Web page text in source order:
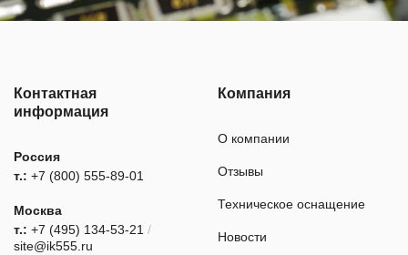
Контактная
информация
Россия
т.: +7 (800) 555-89-01
Москва
т.: +7 (495) 134-53-21 /
site@ik555.ru
Компания
О компании
Отзывы
Техническое оснащение
Новости